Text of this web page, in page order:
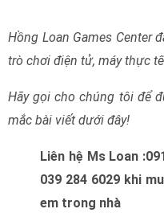
một số điều của TT
Văn bản hợp nhất
Chính sách
chơi